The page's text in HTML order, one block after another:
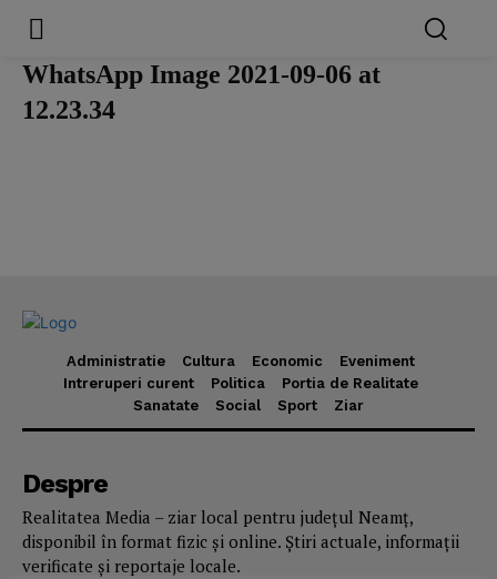
WhatsApp Image 2021-09-06 at
12.23.34
Administratie Cultura Economic
Eveniment
Intreruperi curent
Politica
Portia de Realitate
Sanatate
Social Sport Ziar
Despre
Realitatea Media – ziar local pentru județul Neamț,
disponibil în format fizic și online. Știri actuale, informații
verificate și reportaje locale.